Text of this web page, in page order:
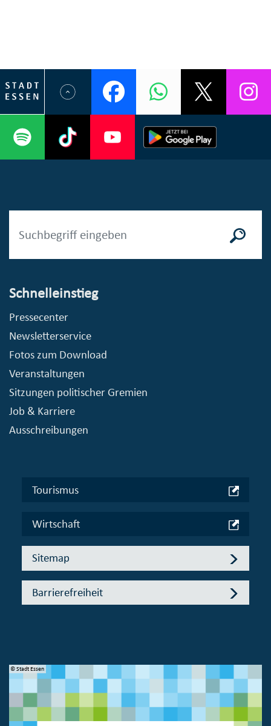
Schnelleinstieg
Pressecenter
Newsletterservice
Fotos zum Download
Veranstaltungen
Sitzungen politischer Gremien
Job & Karriere
Ausschreibungen
Tourismus
Wirtschaft
Sitemap
Barrierefreiheit
© Stadt Essen